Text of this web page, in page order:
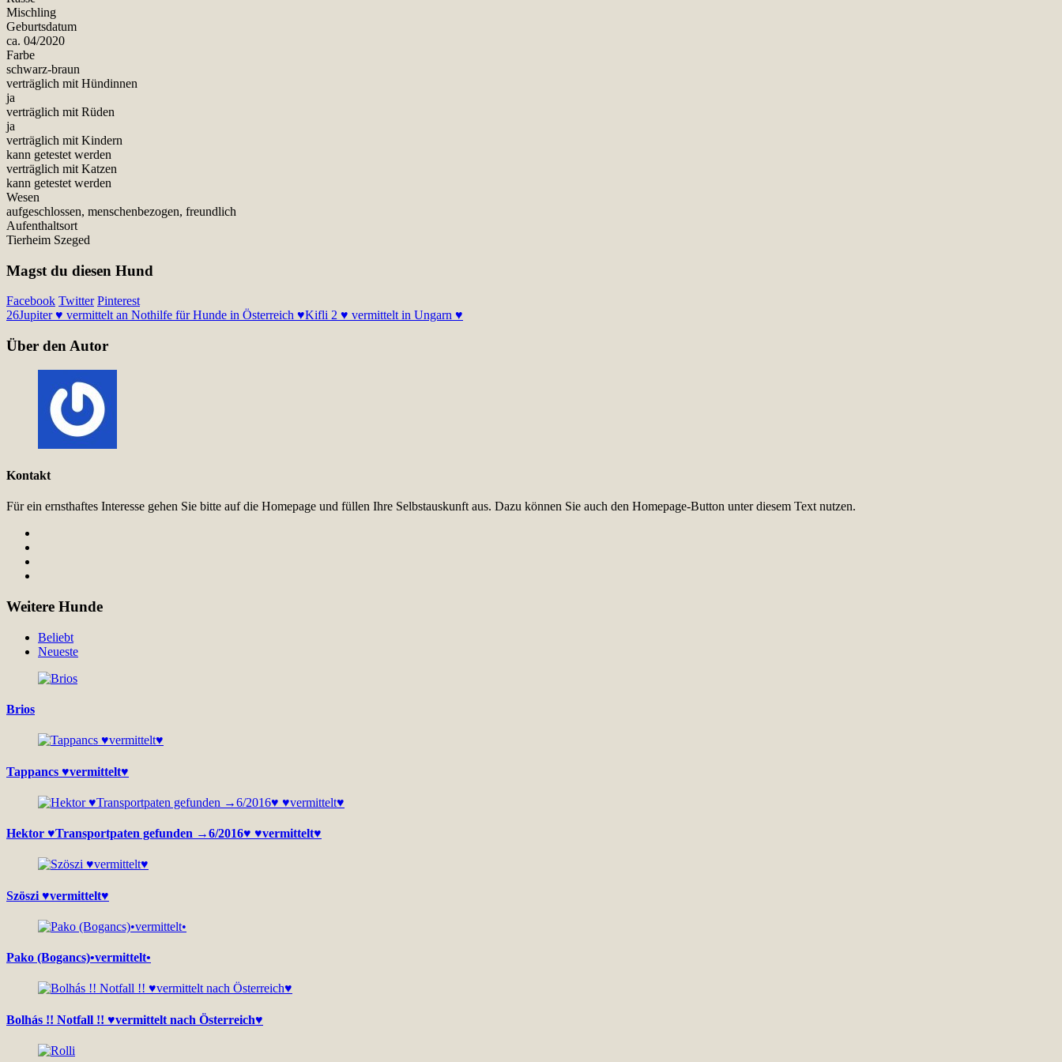
Mischling
Geburtsdatum
ca. 04/2020
Farbe
schwarz-braun
verträglich mit Hündinnen
ja
verträglich mit Rüden
ja
verträglich mit Kindern
kann getestet werden
verträglich mit Katzen
kann getestet werden
Wesen
aufgeschlossen, menschenbezogen, freundlich
Aufenthaltsort
Tierheim Szeged
Magst du diesen Hund
Facebook Twitter Pinterest
26Jupiter ♥ vermittelt an Nothilfe für Hunde in Österreich ♥Kifli 2 ♥ vermittelt in Ungarn ♥
Über den Autor
Kontakt
Für ein ernsthaftes Interesse gehen Sie bitte auf die Homepage und füllen Ihre Selbstauskunft aus. Dazu können Sie auch den Homepage-Button unter diesem Text nutzen.
Weitere Hunde
Beliebt
Neueste
Brios
Tappancs ♥vermittelt♥
Hektor ♥Transportpaten gefunden →6/2016♥ ♥vermittelt♥
Szöszi ♥vermittelt♥
Pako (Bogancs)•vermittelt•
Bolhás !! Notfall !! ♥vermittelt nach Österreich♥